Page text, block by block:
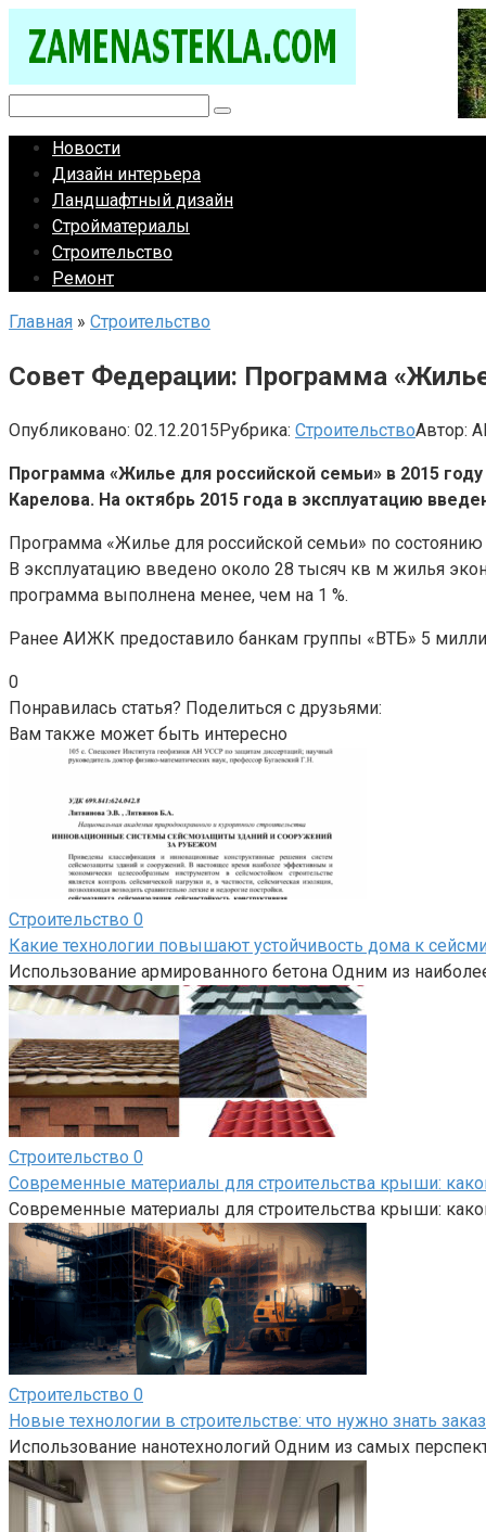
Новости
Дизайн интерьера
Ландшафтный дизайн
Стройматериалы
Строительство
Ремонт
Главная » Строительство
Совет Федерации: Программа
Опубликовано: 02.12.2015Рубрика: СтроительствоАвтор:
Программа «Жилье для российской семьи» в 2015
Карелова. На октябрь 2015 года в эксплуатацию
Программа «Жилье для российской семьи» по
В эксплуатацию введено около 28 тысяч кв м жилья
программа выполнена менее, чем на 1 %.
Ранее АИЖК предоставило банкам группы «ВТБ» 5
0
Понравилась статья? Поделиться с друзьями:
Вам также может быть интересно
Строительство 0
Какие технологии повышают устойчивость дома к
Использование армированного бетона Одним из
Строительство 0
Современные материалы для строительства крыши:
Современные материалы для строительства крыши:
Строительство 0
Новые технологии в строительстве: что нужно знать
Использование нанотехнологий Одним из самых